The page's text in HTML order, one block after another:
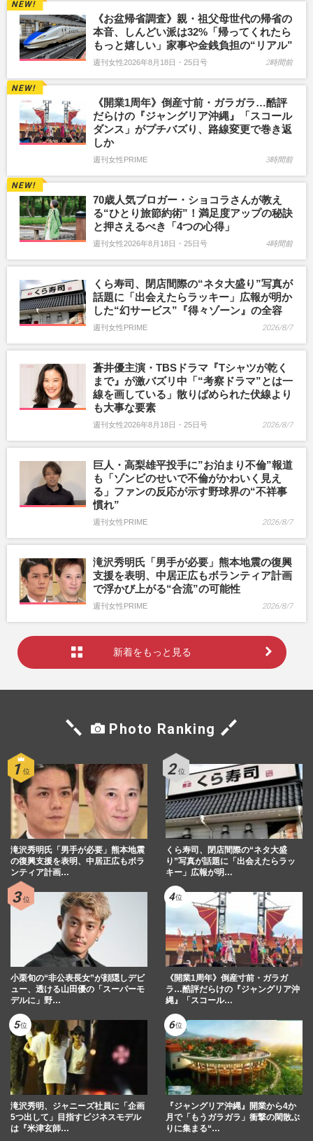
《お盆帰省調査》親・祖父母世代の帰省の
本音、しんどい派は32%「帰ってくれたら
もっと嬉しい」家事や金銭負担の“リアル”
週刊女性2026年8月18日・25日号 2時間前
《開業1周年》倒産寸前・ガラガラ…酷評
だらけの『ジャングリア沖縄』「スコール
ダンス」がプチバズり、路線変更で巻き返
しか
週刊女性PRIME 3時間前
70歳人気ブロガー・ショコラさんが教え
る“ひとり旅節約術”！満足度アップの秘訣
と押さえるべき「4つの心得」
週刊女性2026年8月18日・25日号 4時間前
くら寿司、閉店間際の“ネタ大盛り”写真が
話題に「出会えたらラッキー」広報が明か
した“幻サービス”『得々ゾーン』の全容
週刊女性PRIME 2026/8/7
蒼井優主演・TBSドラマ『Tシャツが乾く
まで』が激バズリ中「“考察ドラマ”とは一
線を画している」散りばめられた伏線より
も大事な要素
週刊女性2026年8月18日・25日号 2026/8/7
巨人・高梨雄平投手に”お泊まり不倫”報道
も「ゾンビのせいで不倫がかわいく見え
る」ファンの反応が示す野球界の“不祥事
慣れ”
週刊女性PRIME 2026/8/7
滝沢秀明氏「男手が必要」熊本地震の復興
支援を表明、中居正広もボランティア計画
で浮かび上がる“合流”の可能性
週刊女性PRIME 2026/8/7
新着をもっと見る
Photo Ranking
滝沢秀明氏「男手が必要」熊本地震
の復興支援を表明、中居正広もボラ
ンティア計画…
くら寿司、閉店間際の“ネタ大盛
り”写真が話題に「出会えたらラッ
キー」広報が明…
小栗旬の“非公表長女”が顔隠しデビ
ュー、透ける山田優の「スーパーモ
デルに」野…
《開業1周年》倒産寸前・ガラガ
ラ…酷評だらけの『ジャングリア沖
縄』「スコール…
滝沢秀明、ジャニーズ社員に「企画
5つ出して」目指すビジネスモデル
は『米津玄師…
『ジャングリア沖縄』開業から4か
月で「もうガラガラ」衝撃の閑散ぶ
りに集まる“…